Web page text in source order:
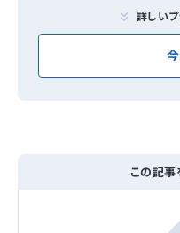
詳しい
この記事